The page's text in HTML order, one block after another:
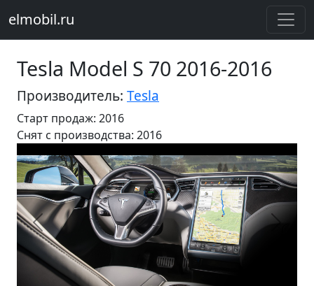
elmobil.ru
Tesla Model S 70 2016-2016
Производитель: Tesla
Старт продаж: 2016
Cнят с производства: 2016
Предыдущий